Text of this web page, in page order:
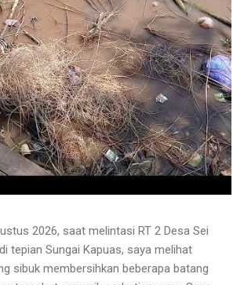
2026, saat melintasi RT 2 Desa Sei
tepian Sungai Kapuas, saya melihat
sibuk membersihkan beberapa batang